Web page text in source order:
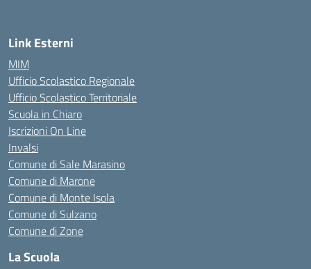
Link Esterni
MIM
Ufficio Scolastico Regionale
Ufficio Scolastico Territoriale
Scuola in Chiaro
Iscrizioni On Line
Invalsi
Comune di Sale Marasino
Comune di Marone
Comune di Monte Isola
Comune di Sulzano
Comune di Zone
La Scuola